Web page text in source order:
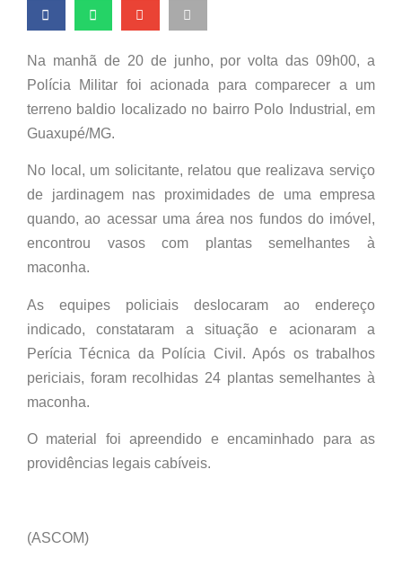
Na manhã de 20 de junho, por volta das 09h00, a
Polícia Militar foi acionada para comparecer a um
terreno baldio localizado no bairro Polo Industrial, em
Guaxupé/MG.
No local, um solicitante, relatou que realizava serviço
de jardinagem nas proximidades de uma empresa
quando, ao acessar uma área nos fundos do imóvel,
encontrou vasos com plantas semelhantes à
maconha.
As equipes policiais deslocaram ao endereço
indicado, constataram a situação e acionaram a
Perícia Técnica da Polícia Civil. Após os trabalhos
periciais, foram recolhidas 24 plantas semelhantes à
maconha.
O material foi apreendido e encaminhado para as
providências legais cabíveis.
(ASCOM)